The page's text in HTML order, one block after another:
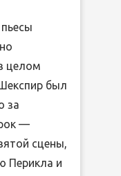
пьесы
целом
был
за
—
сцены,
Перикла и